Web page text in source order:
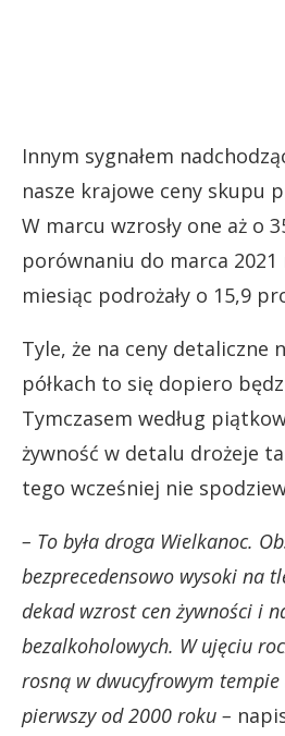
Innym sygnałem
nasze krajowe ceny skupu
W marcu wzrosły one aż o
porównaniu do marca 2021
miesiąc podrożały o 15,9
Tyle, że na ceny detaliczne
półkach to się dopiero
Tymczasem według
żywność w detalu drożeje
tego wcześniej nie
– To była droga Wielkanoc.
bezprecedensowo wysoki na
dekad wzrost cen żywności i
bezalkoholowych. W ujęciu
rosną w dwucyfrowym
pierwszy od 2000 roku –